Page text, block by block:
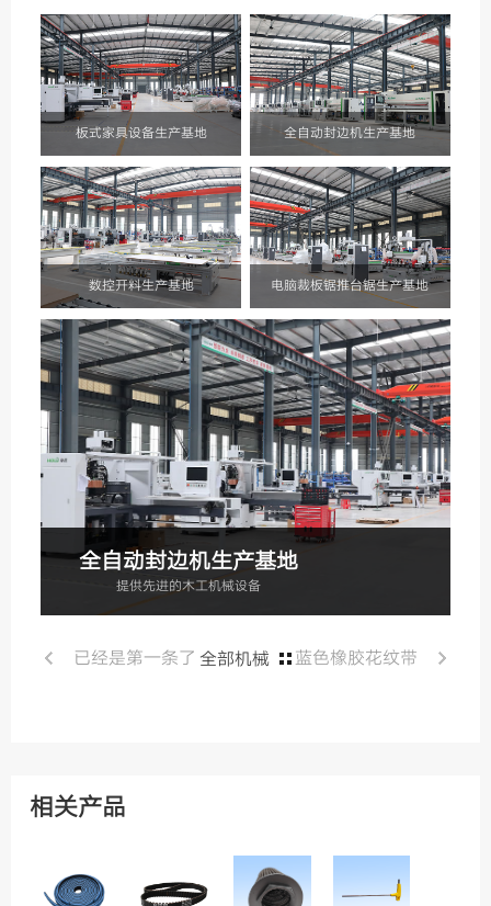
板式家具设备生产基地 全自动封边机生产基地
数控开料生产基地 电脑裁板锯推台锯生产基地
全自动封边机生产基地
提供先进的木工机械设备
已经是第一条了 全部机械 蓝色橡胶花纹带
相关产品